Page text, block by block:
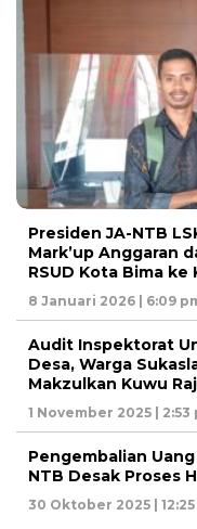
Presiden JA-NTB
Mark’up Anggaran
RSUD Kota Bima ke
8 Januari 2026 | 6:09
Audit Inspektorat
Desa, Warga
Makzulkan Kuwu
1 November 2025 | 2:53
Pengembalian
NTB Desak Proses
30 Oktober 2025 |